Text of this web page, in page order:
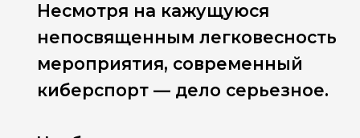
Несмотря на кажущуюся
непосвященным легковесность
мероприятия, современный
киберспорт — дело серьезное.